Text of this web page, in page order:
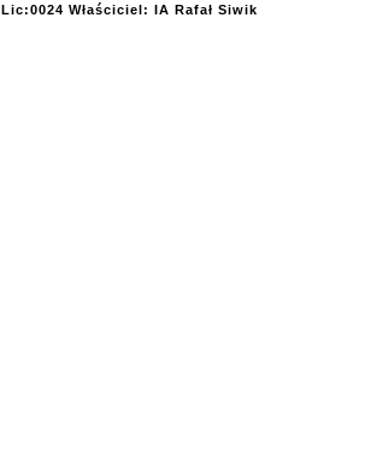
Lic:0024 Właściciel: IA Rafał Siwik